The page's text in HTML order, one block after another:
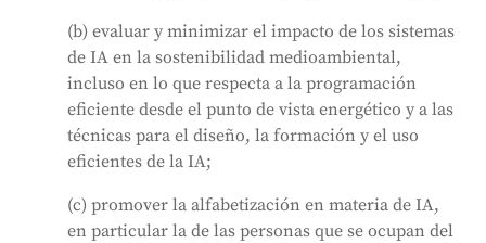
(b) evaluar y minimizar el impacto de los sistemas
de IA en la sostenibilidad medioambiental,
incluso en lo que respecta a la programación
eficiente desde el punto de vista energético y a las
técnicas para el diseño, la formación y el uso
eficientes de la IA;
(c) promover la alfabetización en materia de IA,
en particular la de las personas que se ocupan del